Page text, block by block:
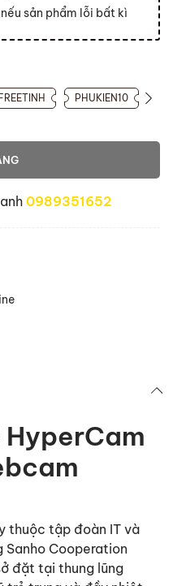
sản phẩm lỗi bất kì
FREETINH PHUKIEN10
0989351652
HyperCam
thuộc tập đoàn IT và
Sanho Cooperation
đặt tại thung lũng